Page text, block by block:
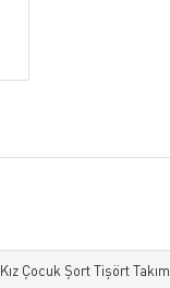
Kız Çocuk Şort Tişört Takım